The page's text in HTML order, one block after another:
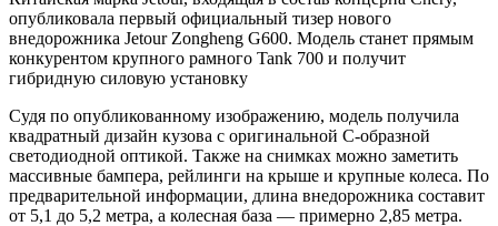
опубликовала первый официальный тизер нового
внедорожника Jetour Zongheng G600. Модель станет прямым
конкурентом крупного рамного Tank 700 и получит
гибридную силовую установку
Судя по опубликованному изображению, модель получила
квадратный дизайн кузова с оригинальной С-образной
светодиодной оптикой. Также на снимках можно заметить
массивные бампера, рейлинги на крыше и крупные колеса. По
предварительной информации, длина внедорожника составит
от 5,1 до 5,2 метра, а колесная база — примерно 2,85 метра.